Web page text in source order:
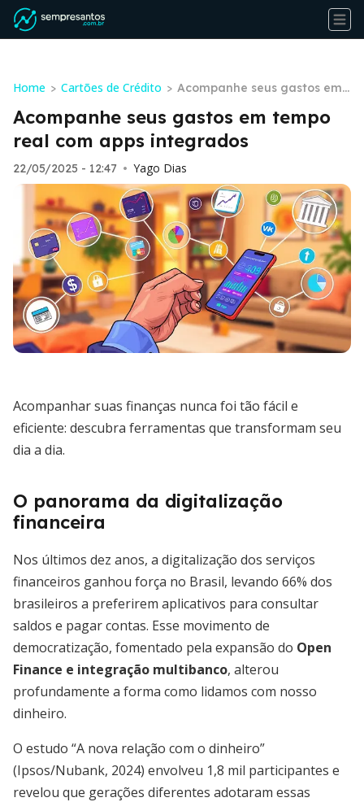
Home > Cartões de Crédito > Acompanhe seus gastos em t
dos
Acompanhe seus gastos em tempo
real com apps integrados
22/05/2025 - 12:47 • Yago Dias
Acompanhar suas finanças nunca foi tão fácil e
eficiente: descubra ferramentas que transformam seu
dia a dia.
O panorama da digitalização
financeira
Nos últimos dez anos, a digitalização dos serviços
financeiros ganhou força no Brasil, levando 66% dos
brasileiros a preferirem aplicativos para consultar
saldos e pagar contas. Esse movimento de
democratização, fomentado pela expansão do Open
Finance e integração multibanco, alterou
profundamente a forma como lidamos com nosso
dinheiro.
O estudo “A nova relação com o dinheiro”
(Ipsos/Nubank, 2024) envolveu 1,8 mil participantes e
revelou que gerações diferentes adotaram essas